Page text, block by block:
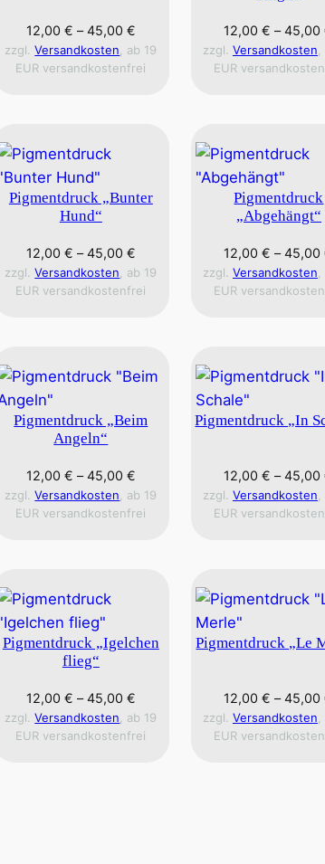
12,00 € –45,00 €
zzgl.Versandkosten , ab 19
EUR versandkostenfrei
12,00€ –45,00
zzgl. Versandkosten
EUR
Pigmentdruck „Bunter
Hund“
12,00 € –45,00 €
zzgl.Versandkosten , ab 19
EUR versandkostenfrei
Pigmentdruck
„Abgehängt“
12,00€ –45,00
zzgl. Versandkosten
EUR
Pigmentdruck „Beim
Angeln“
12,00 € –45,00 €
zzgl.Versandkosten , ab 19
EUR versandkostenfrei
Pigmentdruck „In
12,00€ –45,00
zzgl. Versandkosten
EUR
Pigmentdruck „Igelchen
flieg“
12,00 € –45,00 €
zzgl.Versandkosten , ab 19
EUR versandkostenfrei
Pigmentdruck „Le
12,00€ –45,00
zzgl. Versandkosten
EUR